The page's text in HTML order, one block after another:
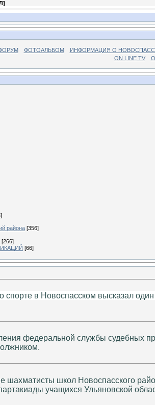
]
ФОТОАЛЬБОМ
ИНФОРМАЦИЯ О
ON LINE TV
района [356]
[266]
[66]
спорте в Новоспасском высказал
федеральной службы судебных
шахматисты школ Новоспасского
учащихся Ульяновской